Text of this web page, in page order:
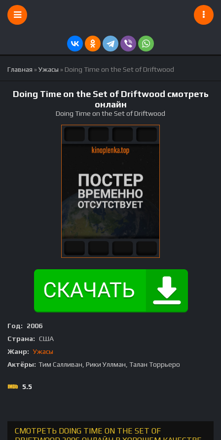
Главная »Ужасы » Doing Time on the Set of Driftwood
Doing Time on the Set of Driftwood смотреть
онлайн
Doing Time on the Set of Driftwood
Год:
2006
Страна: США
Жанр: Ужасы
Актёры: Тим Салливан, Рики Уллман, Талан Торрьеро
5.5
СМОТРЕТЬ DOING TIME ON THE SET OF